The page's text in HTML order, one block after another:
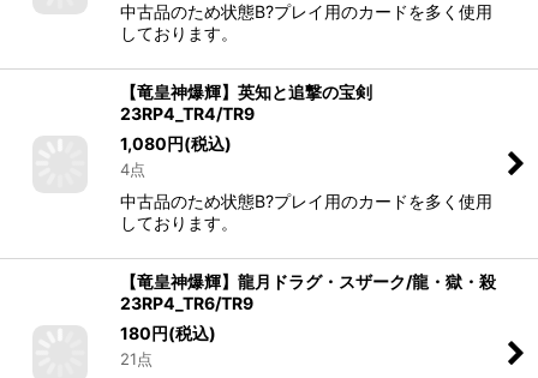
中古品のため状態B?プレイ用のカードを多く使用
しております。
【竜皇神爆輝】英知と追撃の宝剣
23RP4_TR4/TR9
1,080円(税込)
4点
中古品のため状態B?プレイ用のカードを多く使用
しております。
【竜皇神爆輝】龍月ドラグ・スザーク/龍・獄・殺
23RP4_TR6/TR9
180円(税込)
21点